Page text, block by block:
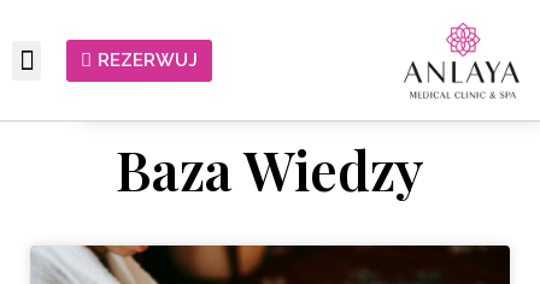
REZERWUJ
Baza Wiedzy